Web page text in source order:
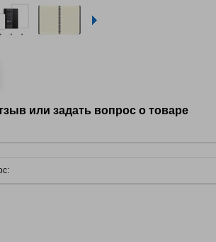
или задать вопрос о товаре